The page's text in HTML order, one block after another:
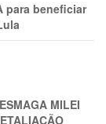
para beneficiar
MILEI